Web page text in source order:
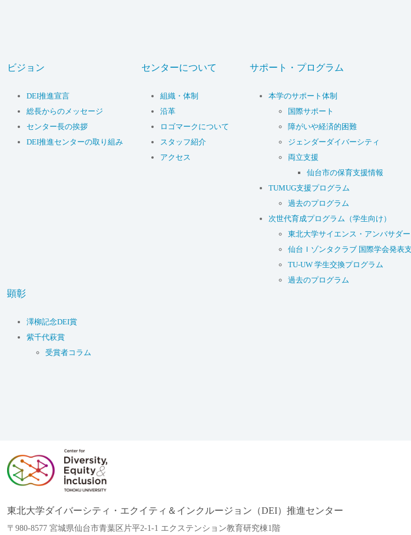
ビジョン
DEI推進宣言
総長からのメッセージ
センター長の挨拶
DEI推進センターの取り組み
センターについて
組織・体制
沿革
ロゴマークについて
スタッフ紹介
アクセス
サポート・プログラム
本学のサポート体制
国際サポート
障がいや経済的困難
ジェンダーダイバーシティ
両立支援
仙台市の保育支援情報
TUMUG支援プログラム
過去のプログラム
次世代育成プログラム（学生向け）
東北大学サイエンス・アンバサダー
仙台Ｉゾンタクラブ 国際学会発表
TU-UW 学生交換プログラム
過去のプログラム
顕彰
澤柳記念DEI賞
紫千代萩賞
受賞者コラム
東北大学ダイバーシティ・エクイティ＆インクルージョン（DEI）推進センター
〒980-8577 宮城県仙台市青葉区片平2-1-1 エクステンション教育研究棟1階